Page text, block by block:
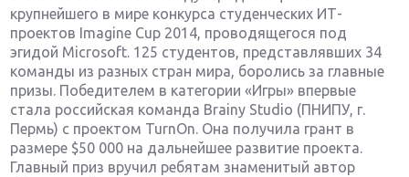
крупнейшего в мире конкурса студенческих ИТ-
проектов Imagine Cup 2014, проводящегося под
эгидой Microsoft. 125 студентов, представлявших 34
команды из разных стран мира, боролись за главные
призы. Победителем в категории «Игры» впервые
стала российская команда Brainy Studio (ПНИПУ, г.
Пермь) с проектом TurnOn. Она получила грант в
размере $50 000 на дальнейшее развитие проекта.
Главный приз вручил ребятам знаменитый автор